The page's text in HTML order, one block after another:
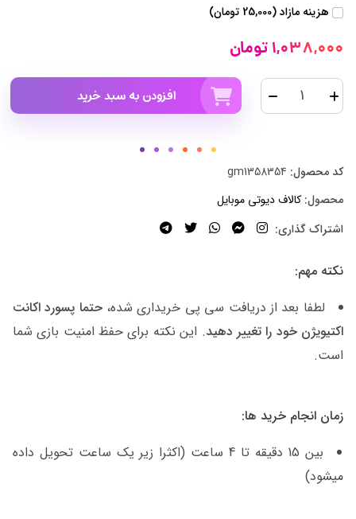
هزینه مازاد (25,000 تومان)
1,038,000 تومان
افزودن به سبد خرید
کد محصول:
محصول: کالاف دیوتی موبایل
اشتراک گذاری:
نکته مهم:
لطفا بعد از دریافت سی پی خریداری شده،حتما پسورد اکانت
اکتیویژن خود را تغییر دهید. این نکته برای حفظ امنیت بازی شما
است.
زمان انجام خرید ها:
بین 15 دقیقه تا 4 ساعت (اکثرا زیر یک ساعت تحویل داده
میشود)